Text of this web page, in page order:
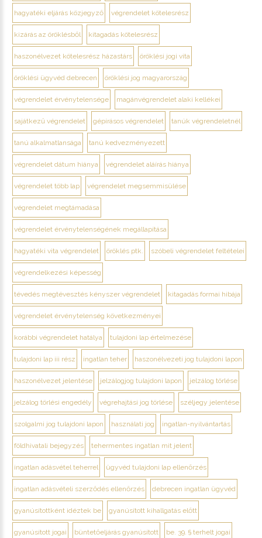
hagyatéki eljárás közjegyző végrendelet kötelesrész
kizárás az öröklésből kitagadás kötelesrész
haszonélvezet kötelesrész házastárs öröklési jogi vita
öröklési ügyvéd debrecen öröklési jog magyarország
végrendelet érvénytelensége magánvégrendelet alaki kellékei
sajátkezű végrendelet gépírásos végrendelet tanúk végrendeletnél
tanú alkalmatlansága tanú kedvezményezett
végrendelet dátum hiánya végrendelet aláírás hiánya
végrendelet több lap végrendelet megsemmisülése
végrendelet megtámadása
végrendelet érvénytelenségének megállapítása
hagyatéki vita végrendelet öröklés ptk. szóbeli végrendelet feltételei
végrendelkezési képesség
tévedés megtévesztés kényszer végrendelet kitagadás formai hibája
végrendelet érvénytelenség következményei
korábbi végrendelet hatálya tulajdoni lap értelmezése
tulajdoni lap iii rész ingatlan teher haszonélvezeti jog tulajdoni lapon
haszonélvezet jelentése jelzálogjog tulajdoni lapon jelzálog törlése
jelzálog törlési engedély végrehajtási jog törlése széljegy jelentése
szolgalmi jog tulajdoni lapon használati jog ingatlan-nyilvántartás
földhivatali bejegyzés tehermentes ingatlan mit jelent
ingatlan adásvétel teherrel ügyvéd tulajdoni lap ellenőrzés
ingatlan adásvételi szerződés ellenőrzés debrecen ingatlan ügyvéd
gyanúsítottként idéztek be gyanúsított kihallgatás előtt
gyanúsított jogai büntetőeljárás gyanúsított be. 39. § terhelt jogai